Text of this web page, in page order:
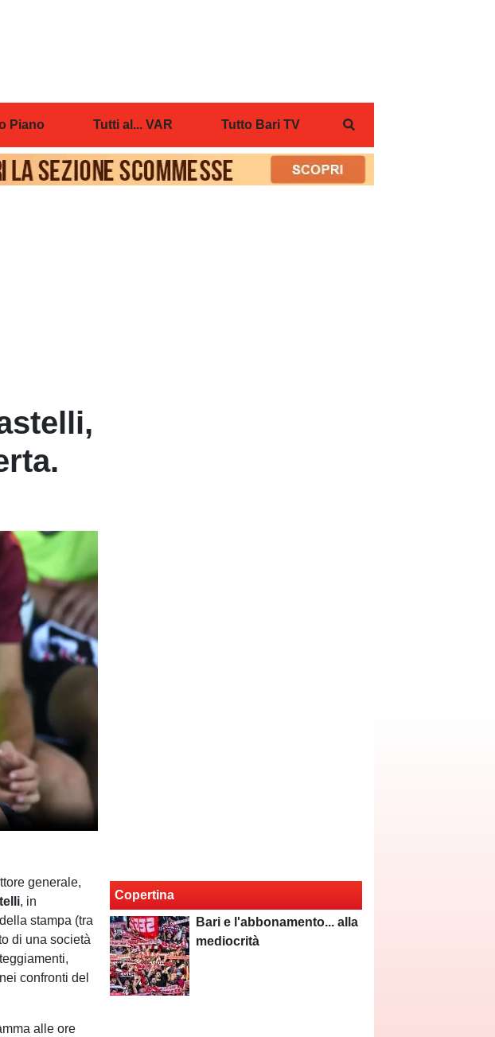
Piano Tutti al... VAR Tutto Bari TV
generale,
, in
stampa (tra
di una società
confronti del
alle ore
Copertina
Bari e l'abbonamento... alla
mediocrità